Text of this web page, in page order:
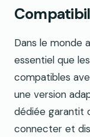
Dans le monde
essentiel que
compatibles
une version
dédiée garantit
connecter et